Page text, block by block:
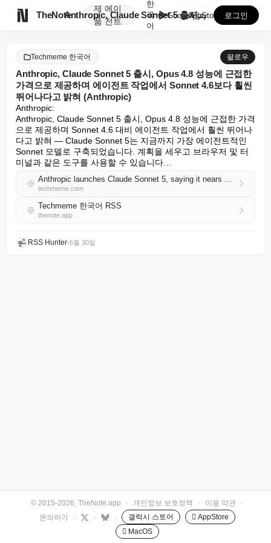
TheNote
제
품
에이
전트
Anthropic, Claude Sonnet 5 출시,...
한
국
어
GooglePlay
AppStore 로그인
Techmeme 한국어 팔로우
Anthropic, Claude Sonnet 5 출시, Opus 4.8 성능에 근접한
가격으로 제공하며 에이전트 작업에서 Sonnet 4.6보다 훨씬
뛰어나다고 밝혀 (Anthropic)
Anthropic:
Anthropic, Claude Sonnet 5 출시, Opus 4.8 성능에 근접한 가격
으로 제공하며 Sonnet 4.6 대비 에이전트 작업에서 훨씬 뛰어나
다고 밝혀 — Claude Sonnet 5는 지금까지 가장 에이전트적인
Sonnet 모델로 구축되었습니다. 계획을 세우고 브라우저 및 터
미널과 같은 도구를 사용할 수 있습니다…
Anthropic launches Claude Sonnet 5, saying it nears Opus 4.8 performance at lower prices and is substantially better than Sonnet 4.6 for agentic work (Anthropic)
techmeme.com
Techmeme 한국어 RSS
thenote.app
RSS Hunter•6월 30일
© 2015-2026, TheNote.app · 개인정보 보호정책 · 이용 약관
·
문의하기
· · · 갤럭시 스토어
 AppStore
 MacOS